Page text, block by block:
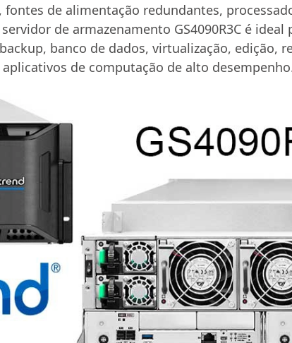
de alimentação redundantes,
de armazenamento GS4090R3C é
banco de dados, virtualização, edição,
de computação de alto